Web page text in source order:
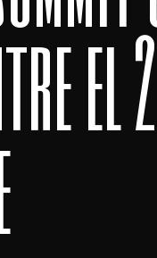
el